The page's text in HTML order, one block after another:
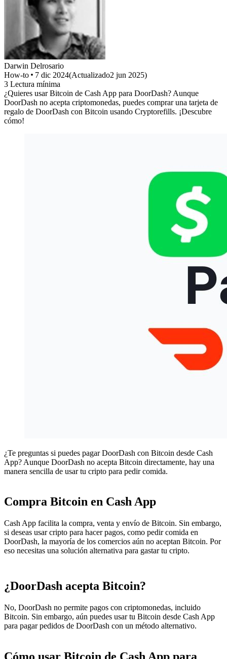
Darwin Delrosario
How-to
7 dic 2024(Actualizado2 jun 2025)
3 Lectura mínima
¿Quieres usar Bitcoin de Cash App para DoorDash? Aunque
DoorDash no acepta criptomonedas, puedes comprar una tarjeta de
regalo de DoorDash con Bitcoin usando Cryptorefills. ¡Descubre
cómo!
¿Te preguntas si puedes pagar DoorDash con Bitcoin desde Cash
App? Aunque DoorDash no acepta Bitcoin directamente, hay una
manera sencilla de usar tu cripto para pedir comida.
Compra Bitcoin en Cash App
Cash App facilita la compra, venta y envío de Bitcoin. Sin embargo,
si deseas usar cripto para hacer pagos, como pedir comida en
DoorDash, la mayoría de los comercios aún no aceptan Bitcoin. Por
eso necesitas una solución alternativa para gastar tu cripto.
¿DoorDash acepta Bitcoin?
No, DoorDash no permite pagos con criptomonedas, incluido
Bitcoin. Sin embargo, aún puedes usar tu Bitcoin desde Cash App
para pagar pedidos de DoorDash con un método alternativo.